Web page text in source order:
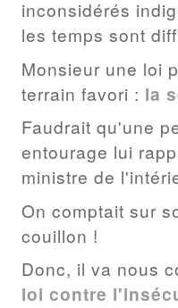
inconsidérés
les temps sont
Monsieur une loi
terrain favori : la
Faudrait qu'une
entourage lui
ministre de
On comptait sur
couillon !
Donc, il va nous
loi contre